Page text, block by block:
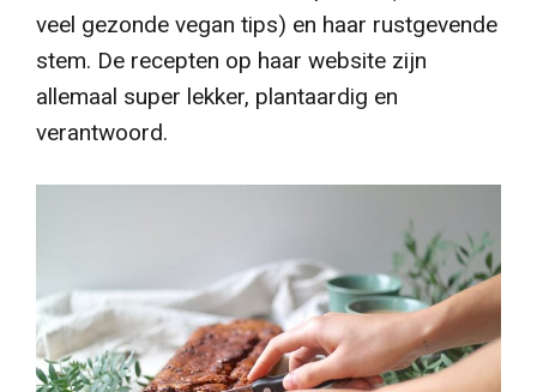
veel gezonde vegan tips) en haar rustgevende
stem. De recepten op haar website zijn
allemaal super lekker, plantaardig en
verantwoord.